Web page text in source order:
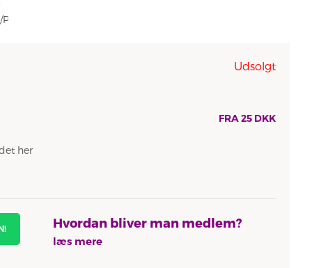
Udsolgt
FRA25DKK
her
Hvordan bliver man medlem?
læs mere